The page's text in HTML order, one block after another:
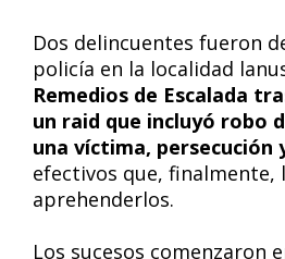
Dos delincuentes fueron
policía en la localidad
Remedios de Escalada
un raid que incluyó robo
una víctima, persecución
efectivos que, finalmente,
aprehenderlos.
Los sucesos comenzaron